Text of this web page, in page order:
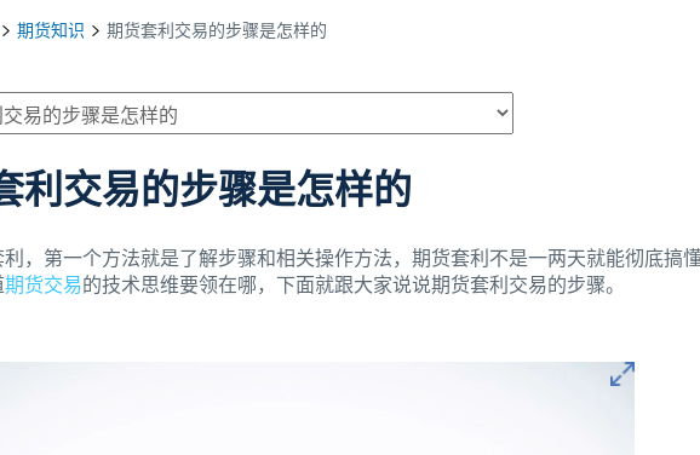
期货知识 期货套利交易的步骤是怎样的
利交易的步骤是怎样的
，第一个方法就是了解步骤和相关操作方法，期货套利不是一两天就能彻底搞
期货交易的技术思维要领在哪，下面就跟大家说说期货套利交易的步骤。